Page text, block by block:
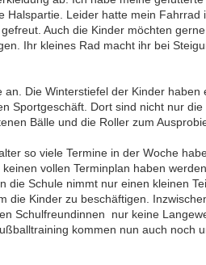
Halspartie. Leider hatte mein Fahrrad
Auch die Kinder möchten
Ihr kleines Rad macht ihr bei
Die Winterstiefel der Kinder haben
Sportgeschäft. Dort sind nicht nur
Bälle und die Roller zum
so viele Termine in der Woche
vollen Terminplan haben
Schule nimmt nur einen kleinen
die Kinder zu beschäftigen.
Schulfreundinnen  nur keine
kommen nun auch noch